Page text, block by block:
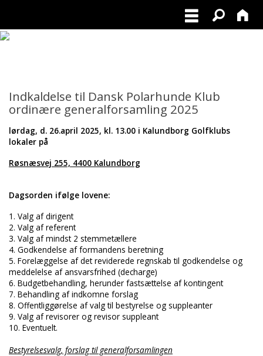
Indkaldelse til Dansk Polarhunde Klub
ordinære generalforsamling 2025
lørdag, d. 26.april 2025, kl. 13.00 i Kalundborg Golfklubs
lokaler på
Røsnæsvej 255, 4400 Kalundborg
Dagsorden ifølge lovene:
1. Valg af dirigent
2. Valg af referent
3. Valg af mindst 2 stemmetællere
4. Godkendelse af formandens beretning
5. Forelæggelse af det reviderede regnskab til godkendelse og
meddelelse af ansvarsfrihed (decharge)
6. Budgetbehandling, herunder fastsættelse af kontingent
7. Behandling af indkomne forslag
8. Offentliggørelse af valg til bestyrelse og suppleanter
9. Valg af revisorer og revisor suppleant
10. Eventuelt.
Bestyrelsesvalg, forslag til generalforsamlingen